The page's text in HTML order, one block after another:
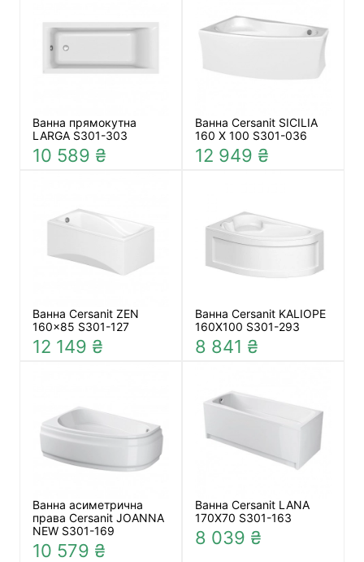
Ванна прямокутна
LARGA S301-303
10 589 ₴
Ванна Cersanit SICILIA
160 X 100 S301-036
12 949 ₴
Ванна Cersanit ZEN
160×85 S301-127
12 149 ₴
Ванна Cersanit KALIOPE
160X100 S301-293
8 841 ₴
Ванна асиметрична
права Cersanit JOANNA
NEW S301-169
10 579 ₴
Ванна Cersanit LANA
170X70 S301-163
8 039 ₴